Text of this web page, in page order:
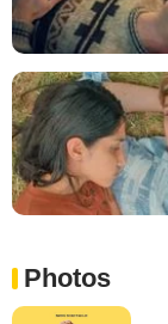
Photos